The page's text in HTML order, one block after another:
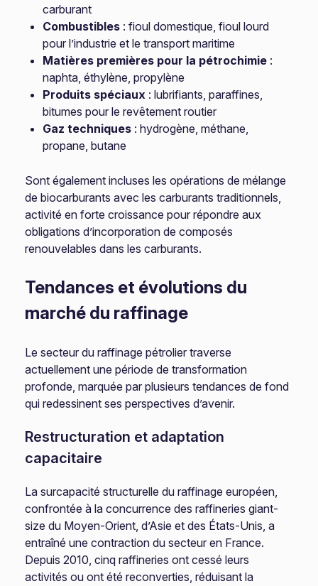
carburant
Combustibles : fioul domestique, fioul lourd
pour l’industrie et le transport maritime
Matières premières pour la pétrochimie :
naphta, éthylène, propylène
Produits spéciaux : lubrifiants, paraffines,
bitumes pour le revêtement routier
Gaz techniques : hydrogène, méthane,
propane, butane
Sont également incluses les opérations de mélange
de biocarburants avec les carburants traditionnels,
activité en forte croissance pour répondre aux
obligations d’incorporation de composés
renouvelables dans les carburants.
Tendances et évolutions du
marché du raffinage
Le secteur du raffinage pétrolier traverse
actuellement une période de transformation
profonde, marquée par plusieurs tendances de fond
qui redessinent ses perspectives d’avenir.
Restructuration et adaptation
capacitaire
La surcapacité structurelle du raffinage européen,
confrontée à la concurrence des raffineries giant-
size du Moyen-Orient, d’Asie et des États-Unis, a
entraîné une contraction du secteur en France.
Depuis 2010, cinq raffineries ont cessé leurs
activités ou ont été reconverties, réduisant la